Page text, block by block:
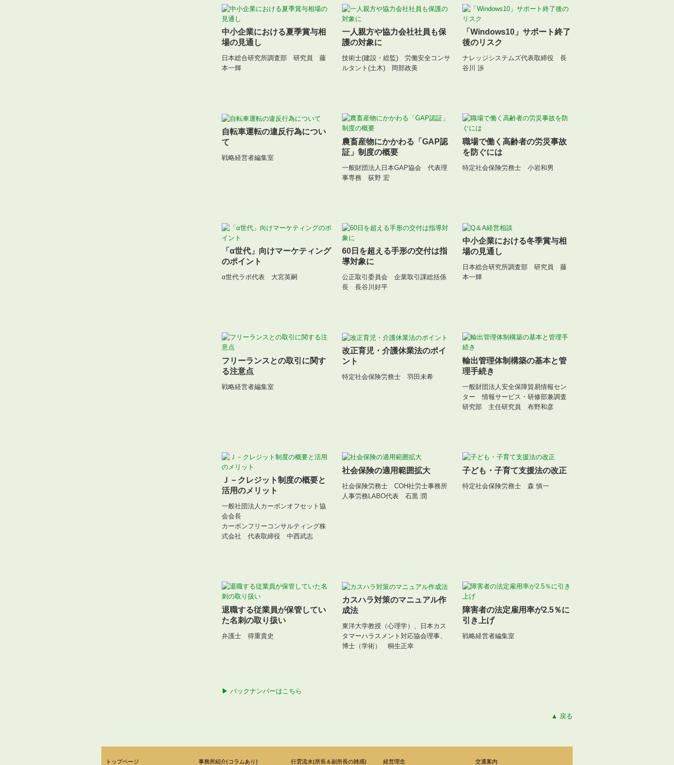
中小企業における夏季賞与相
場の見通し
日本総合研究所調査部 研究員 藤
本一輝
一人親方や協力会社社員も保
護の対象に
技術士(建設・総監) 労働安全コンサ
ルタント(土木) 岡部政美
「Windows10」サポート終了
後のリスク
ナレッジシステムズ代表取締役 長
谷川 渉
自転車運転の違反行為につい
て
戦略経営者編集室
農畜産物にかかわる「GAP認
証」制度の概要
一般財団法人日本GAP協会 代表理
事専務 荻野 宏
職場で働く高齢者の労災事故
を防ぐには
特定社会保険労務士 小岩和男
「α世代」向けマーケティング
のポイント
α世代ラボ代表 大宮英嗣
60日を超える手形の交付は指
導対象に
公正取引委員会 企業取引課総括係
長 長谷川好平
中小企業における冬季賞与相
場の見通し
日本総合研究所調査部 研究員 藤
本一輝
フリーランスとの取引に関す
る注意点
戦略経営者編集室
改正育児・介護休業法のポイ
ント
特定社会保険労務士 羽田未希
輸出管理体制構築の基本と管
理手続き
一般財団法人安全保障貿易情報セン
ター情報サービス・研修部兼調査
研究部 主任研究員 布野和彦
Ｊ－クレジット制度の概要と
活用のメリット
一般社団法人カーボンオフセット協
会会長
カーボンフリーコンサルティング株
式会社 代表取締役 中西武志
社会保険の適用範囲拡大
社会保険労務士 COH社労士事務所
人事労務LABO代表 石黒 潤
子ども・子育て支援法の改正
特定社会保険労務士 森 慎一
退職する従業員が保管してい
た名刺の取り扱い
弁護士 得重貴史
カスハラ対策のマニュアル作
成法
東洋大学教授（心理学）、日本カス
タマーハラスメント対応協会理事、
博士（学術） 桐生正幸
障害者の法定雇用率が2.5％に
引き上げ
戦略経営者編集室
▶ バックナンバーはこちら
▲ 戻る
トップページ 事務所紹介(コラムあり) 行雲流水(所長＆副所長の雑感) 経営理念 交通案内